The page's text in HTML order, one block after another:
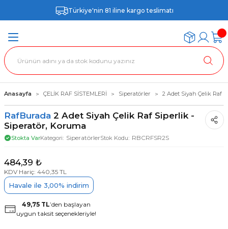
Türkiye'nin 81 iline kargo teslimatı
Anasayfa ÇELİK RAF SİSTEMLERİ Siperatörler 2 Adet Siyah Çelik Raf
RafBurada 2 Adet Siyah Çelik Raf Siperlik -
Siperatör, Koruma
Stokta VarKategori SiperatörlerStok Kodu RBCRFSR2S
484,39 ₺
KDV Hariç: 440,35 TL
Havale ile 3,00% indirim
49,75 TL’den başlayan
uygun taksit seçenekleriyle!